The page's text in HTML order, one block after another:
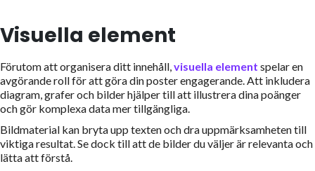
Visuella element
Förutom att organisera ditt innehåll,visuella element spelar en
avgörande roll för att göra din poster engagerande. Att inkludera
diagram, grafer och bilder hjälper till att illustrera dina poänger
och gör komplexa data mer tillgängliga.
Bildmaterial kan bryta upp texten och dra uppmärksamheten till
viktiga resultat. Se dock till att de bilder du väljer är relevanta och
lätta att förstå.